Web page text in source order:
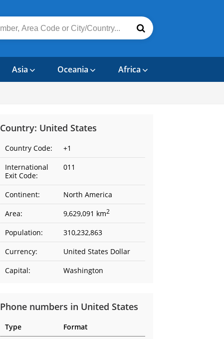
Asia Oceania Africa
Country: United States
Country Code:
+1
International
Exit Code:
011
Continent:
North America
Area:
9,629,091 km2
Population:
310,232,863
Currency:
United States Dollar
Capital:
Washington
Phone numbers in United States
Type
Format